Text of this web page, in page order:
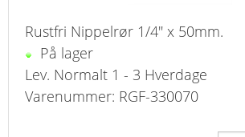
Rustfri Nippelrør 1/4" x 50mm.
På lager
Lev. Normalt 1 - 3 Hverdage
Varenummer: RGF-330070